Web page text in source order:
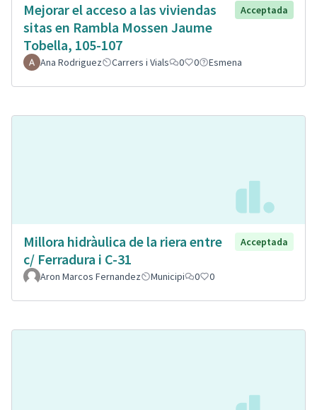
Mejorar el acceso a las viviendas
sitas en Rambla Mossen Jaume
Tobella, 105-107
Acceptada
Ana Rodriguez Carrers i Vials 0 0 Esmena
Millora hidràulica de la riera entre
c/ Ferradura i C-31
Acceptada
Aron Marcos Fernandez Municipi 0 0